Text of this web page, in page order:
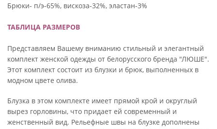
Брюки- п/э-65%, вискоза-32%, эластан-3%
ТАБЛИЦА РАЗМЕРОВ
Представляем Вашему вниманию стильный и элегантный
комплект женской одежды от белорусского бренда "ЛЮШЕ".
Этот комплект состоит из блузки и брюк, выполненных в
модном цвете олива.
Блузка в этом комплекте имеет прямой крой и округлый
вырез горловины, что придает ей современный и
женственный вид. Рельефные швы на блузке дополнены